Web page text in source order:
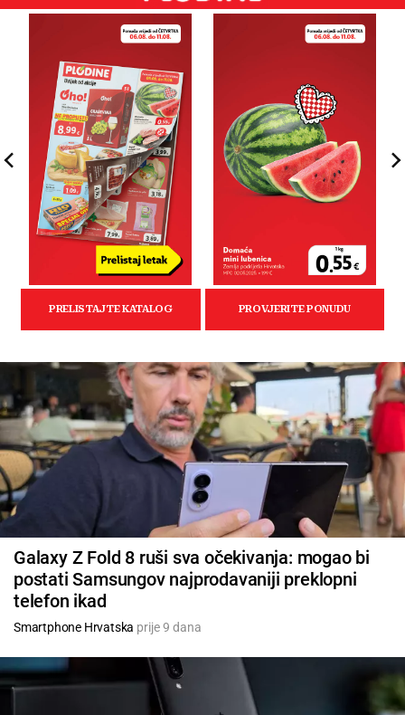
Galaxy Z Fold 8 ruši sva očekivanja: mogao bi
postati Samsungov najprodavaniji preklopni
telefon ikad
Smartphone Hrvatska prije 9 dana